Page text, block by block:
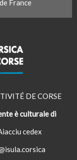
France
DE CORSE
è culturale di
cedex